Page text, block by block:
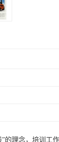
的理念，培训工